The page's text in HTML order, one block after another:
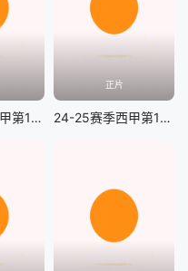
24-25赛季西甲第14轮 拉斯帕尔马斯VS马略卡
正片
24-25赛季西甲第17轮 巴塞罗那vs莱加内斯